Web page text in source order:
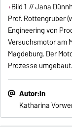
Bild 1 // Jana
Prof. Rottengruber
Engineering von
Versuchsmotor am
Magdeburg. Der
Prozesse umgebaut.
Autor:in
Katharina